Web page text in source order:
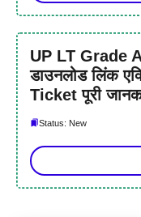
UP LT Grade
डाउनलोड लिंक
Ticket पूरी
Status: New